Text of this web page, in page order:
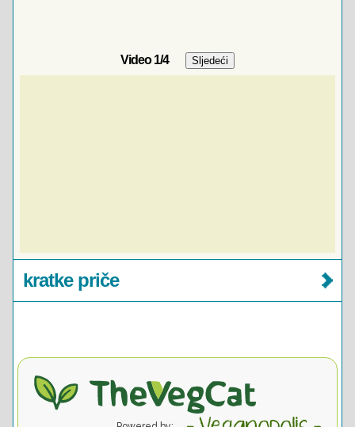
Video1/4
kratke priče